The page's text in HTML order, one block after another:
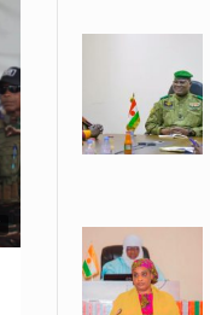
© Ministère de la